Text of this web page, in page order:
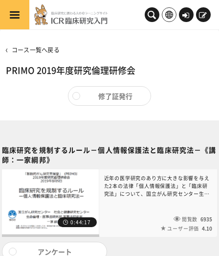
メインコンテンツへスキップする
ロ
新
コース一覧へ戻る
PRIMO 2019年度研究倫理研修会
修了証発行
臨床研究を規制するルール－個人情報保護法と臨床研究法－《講
師：一家綱邦》
0:44:17
近年の医学研究のあり方に大きな影響を与え
た2本の法律「個人情報保護法」と「臨床研
究法」について、国立がん研究センター生命
閲覧数 6935
ユーザー評価 4.10
アンケート